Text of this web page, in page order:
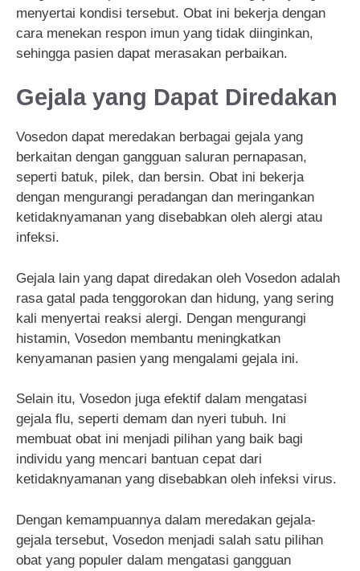
menyertai kondisi tersebut. Obat ini bekerja dengan
cara menekan respon imun yang tidak diinginkan,
sehingga pasien dapat merasakan perbaikan.
Gejala yang Dapat Diredakan
Vosedon dapat meredakan berbagai gejala yang
berkaitan dengan gangguan saluran pernapasan,
seperti batuk, pilek, dan bersin. Obat ini bekerja
dengan mengurangi peradangan dan meringankan
ketidaknyamanan yang disebabkan oleh alergi atau
infeksi.
Gejala lain yang dapat diredakan oleh Vosedon adalah
rasa gatal pada tenggorokan dan hidung, yang sering
kali menyertai reaksi alergi. Dengan mengurangi
histamin, Vosedon membantu meningkatkan
kenyamanan pasien yang mengalami gejala ini.
Selain itu, Vosedon juga efektif dalam mengatasi
gejala flu, seperti demam dan nyeri tubuh. Ini
membuat obat ini menjadi pilihan yang baik bagi
individu yang mencari bantuan cepat dari
ketidaknyamanan yang disebabkan oleh infeksi virus.
Dengan kemampuannya dalam meredakan gejala-
gejala tersebut, Vosedon menjadi salah satu pilihan
obat yang populer dalam mengatasi gangguan